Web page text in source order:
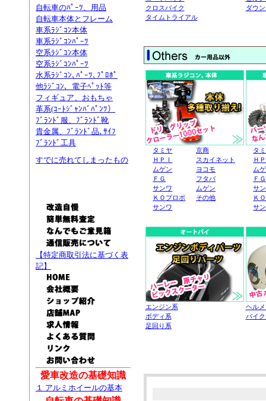
クロスバイク
タイムトライアル
ダウ
タミヤ
ＨＰＩ
ムゲン
ＦＧ
サンワ
ＫＯプロポ
サンワ
京商
スカイネット
ヨコモ
フタバ
ムゲン
その他
タ
Ｈ
ム
ＦＧ
サ
Ｋ
サ
エンジン系
ボディ系
足回り系
ヘル
バイ
自転車のﾊﾟｰﾂ、用品
自転車本体とフレーム
車系ﾗｼﾞｺﾝ本体
車系ﾗｼﾞｺﾝﾊﾟｰﾂ
空系ﾗｼﾞｺﾝ本体
空系ﾗｼﾞｺﾝﾊﾟｰﾂ
水系ﾗｼﾞｺﾝ､ﾊﾟｰﾂ､ﾌﾟﾛﾎﾟ
他ﾗｼﾞｺﾝ、電子ﾍﾟｯﾄ等
フィギュア、おもちゃ
革系(ｺｰﾄｼﾞｬﾝﾊﾞﾊﾟﾝﾂ）
ﾌﾞﾗﾝﾄﾞ服、ﾌﾞﾗﾝﾄﾞ靴
貴金属、ﾌﾞﾗﾝﾄﾞ品､ｻｲﾌ
ﾌﾞﾗﾝﾄﾞ工具
すでに売れてしまったもの
【特定商取引法に基づく表
記】
愛車改造の基礎知識
１ アルミホイールの基本